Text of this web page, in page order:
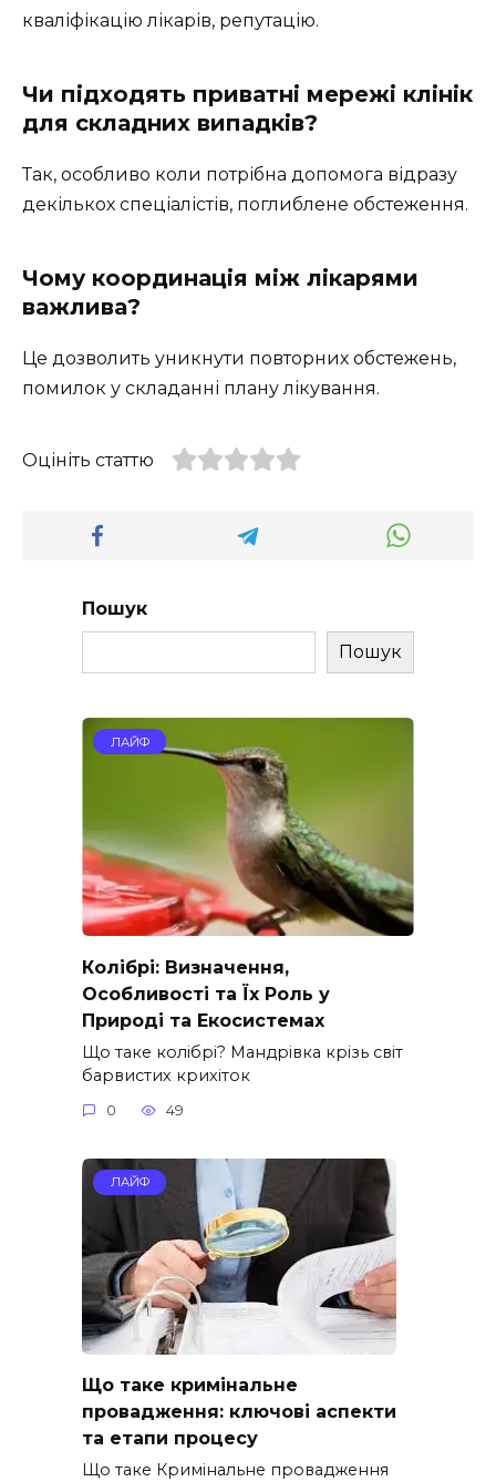
кваліфікацію лікарів, репутацію.
Чи підходять приватні мережі клінік
для складних випадків?
Так, особливо коли потрібна допомога відразу
декількох спеціалістів, поглиблене обстеження.
Чому координація між лікарями
важлива?
Це дозволить уникнути повторних обстежень,
помилок у складанні плану лікування.
Оцініть статтю
Пошук
Пошук
ЛАЙФ
Колібрі: Визначення,
Особливості та Їх Роль у
Природі та Екосистемах
Що таке колібрі? Мандрівка крізь світ
барвистих крихіток
0 49
ЛАЙФ
Що таке кримінальне
провадження: ключові аспекти
та етапи процесу
Що таке Кримінальне провадження